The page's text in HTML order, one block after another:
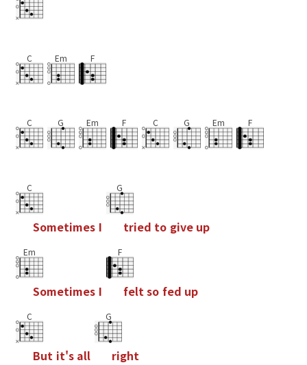
C Em F
C G Em F C G Em F
C
Sometimes I
G
tried to give up
Em
Sometimes I
F
feltso fed up
C
But it's all
G
right